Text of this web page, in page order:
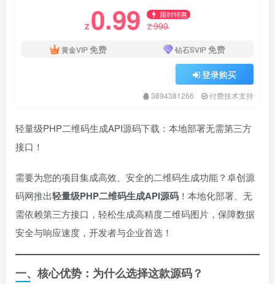
Z 0.99 限时特惠
Z999
黄金VIP免费 钻石SVIP免费
登录购买
3894381266 付费技术支持
轻量级PHP二维码生成API源码下载：本地部署无需第三方
接口！
需要为您的项目集成高效、安全的二维码生成功能？卓创源
码网推出轻量级PHP二维码生成API源码 ！本地化部署、无
需依赖第三方接口，轻松生成高精度二维码图片，保障数据
安全与响应速度，开发者与企业首选！
一、核心优势：为什么选择这款源码？